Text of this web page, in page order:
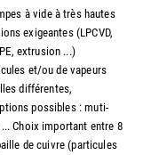
à vide à très hautes
exigeantes (LPCVD,
extrusion ...)
et/ou de vapeurs
différentes,
possibles : muti-
Choix important entre 8
de cuivre (particules